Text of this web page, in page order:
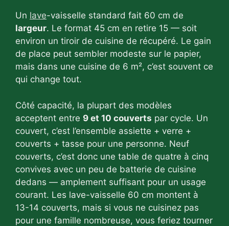
Un lave-vaisselle standard fait 60 cm de
largeur. Le format 45 cm en retire 15 — soit
environ un tiroir de cuisine de récupéré. Le gain
de place peut sembler modeste sur le papier,
mais dans une cuisine de 6 m², c’est souvent ce
qui change tout.
Côté capacité, la plupart des modèles
acceptent entre 9 et 10 couverts par cycle. Un
couvert, c’est l’ensemble assiette + verre +
couverts + tasse pour une personne. Neuf
couverts, c’est donc une table de quatre à cinq
convives avec un peu de batterie de cuisine
dedans — amplement suffisant pour un usage
courant. Les lave-vaisselle 60 cm montent à
13-14 couverts, mais si vous ne cuisinez pas
pour une famille nombreuse, vous feriez tourner